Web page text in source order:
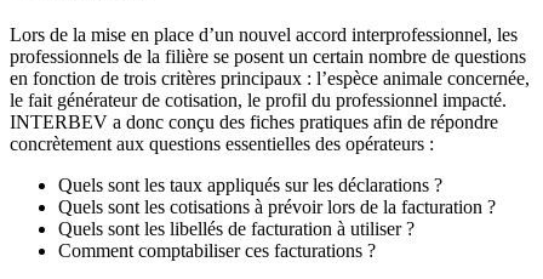
Lors de la mise en place d’un nouvel accord interprofessionnel, les
professionnels de la filière se posent un certain nombre de questions
en fonction de trois critères principaux : l’espèce animale concernée,
le fait générateur de cotisation, le profil du professionnel impacté.
INTERBEV a donc conçu des fiches pratiques afin de répondre
concrètement aux questions essentielles des opérateurs :
Quels sont les taux appliqués sur les déclarations ?
Quels sont les cotisations à prévoir lors de la facturation ?
Quels sont les libellés de facturation à utiliser ?
Comment comptabiliser ces facturations ?